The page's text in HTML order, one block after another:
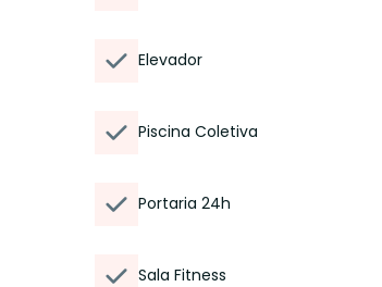
Elevador
Piscina Coletiva
Portaria 24h
Sala Fitness